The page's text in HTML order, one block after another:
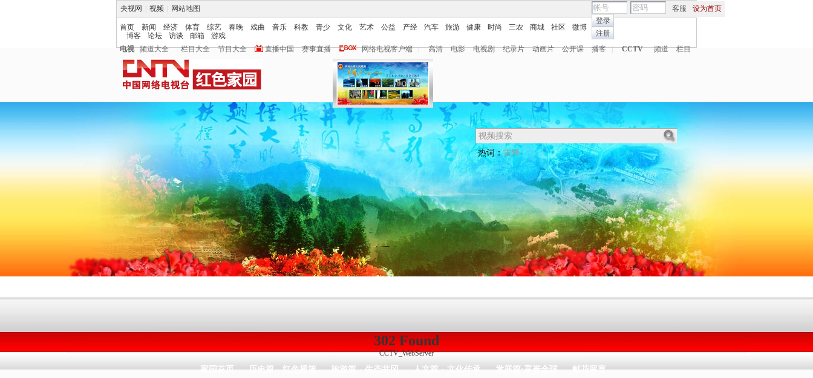
央视网 视频 网站地图 客服
设为首页
登录
注册
首页 新闻 经济 体育 综艺 春晚 戏曲 音乐 科教 青少 文化 艺术 公益 产经 汽车 旅游 健康 时尚 三农 商城 社区
微博
博客
论坛 访谈 邮箱
游戏
电视
频道大全 栏目大全 节目大全 直播中国 赛事直播 网络电视客户端 | 高清 电影 电视剧 纪录片 动画片 公开课 播客 | CCTV 频道 栏目
热词：雷锋
302 Found
CCTV_WebServer
家园首页 历史篇 · 红色摇篮 旅游篇 · 生态井冈 人文篇 · 文化传承 发展篇·享誉全球 献花留言